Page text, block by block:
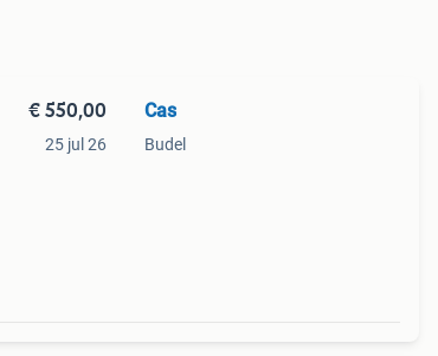
€ 550,00
25 jul 26
Cas
Budel